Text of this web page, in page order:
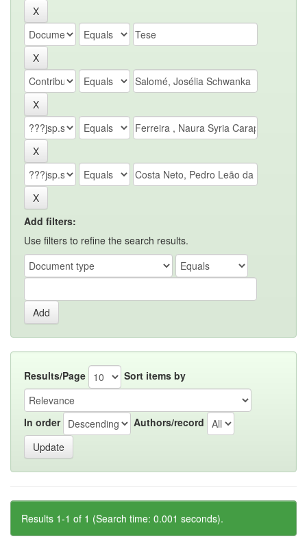
Add filters:
Use filters to refine the search results.
Results/Page Sort items by
In order Authors/record
Results 1-1 of 1 (Search time: 0.001 seconds).